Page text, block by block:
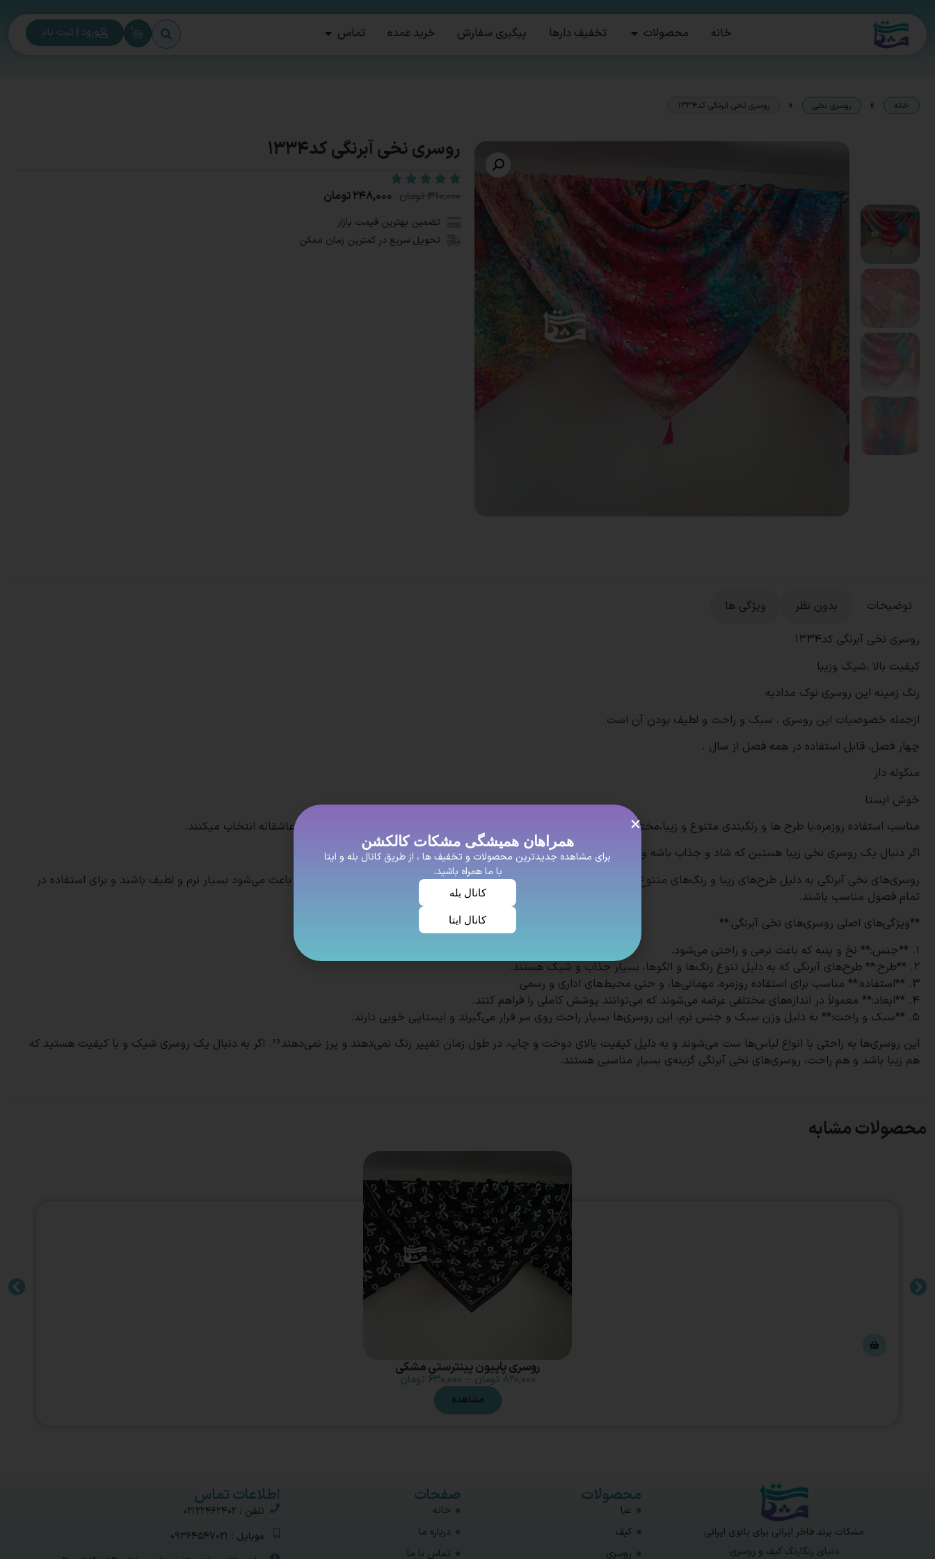
خانه محصولات تخفیف دارها پیگیری سفارش خرید عمده تماس 0 ورود | ثبت نام
خانه » روسری نخی » روسری نخی آبرنگی کد1334
روسری نخی آبرنگی کد1334
۳۱۰,۰۰۰ تومان ۲۴۸,۰۰۰تومان
تضمین بهترین قیمت بازار
تحویل سریع در کمترین زمان ممکن
توضیحات بدون نظر
ویژگی ها
روسری نخی آبرنگی کد1334
کیفیت بالا ،شیک وزیبا
رنگ زمینه این روسری نوک مدادیه
ازجمله خصوصیات این روسری ، سبک و راحت و لطیف بودن آن است.
چهار فصل، قابل استفاده در همه فصل از سال .
منگوله دار
خوش ایستا
مناسب استفاده روزمره،با طرح ها و رنگبندی متنوع و زیبا،مختص افراد خوش سلیغه و با عشق که برای زیبای خود اهمیت زیادی میدهند و عاشقانه انتخاب میکنند.
اگر دنبال یک روسری نخی زیبا هستین که شاد و جذاب باشه و کیفیت خوبی داشته باشه این روسری نخی پیشنهاد ما به شما عزیزان است.
روسری‌های نخی آبرنگی به دلیل طرح‌های زیبا و رنگ‌های متنوع، بسیار محبوب هستند. این روسری‌ها از جنس نخ و پنبه ساخته می‌شوند که باعث می‌شود بسیار نرم و لطیف باشند و برای استفاده در
تمام فصول مناسب باشند.
**ویژگی‌های اصلی روسری‌های نخی آبرنگی:**
1. **جنس:** نخ و پنبه که باعث نرمی و راحتی می‌شود.
2. **طرح:** طرح‌های آبرنگی که به دلیل تنوع رنگ‌ها و الگوها، بسیار جذاب و شیک هستند.
3. **استفاده:** مناسب برای استفاده روزمره، مهمانی‌ها، و حتی محیط‌های اداری و رسمی.
4. **ابعاد:** معمولاً در اندازه‌های مختلفی عرضه می‌شوند که می‌توانند پوشش کاملی را فراهم کنند.
5. **سبک و راحت:** به دلیل وزن سبک و جنس نرم، این روسری‌ها بسیار راحت روی سر قرار می‌گیرند و ایستایی خوبی دارند.
این روسری‌ها به راحتی با انواع لباس‌ها ست می‌شوند و به دلیل کیفیت بالای دوخت و چاپ، در طول زمان تغییر رنگ نمی‌دهند و پرز نمی‌دهند¹². اگر به دنبال یک روسری شیک و با کیفیت هستید که
هم زیبا باشد و هم راحت، روسری‌های نخی آبرنگی گزینه‌ی بسیار مناسبی هستند.
محصولات مشابه
روسری پاپیون پینترستی مشکی
۸۲۰,۰۰۰ تومان – ۶۳۰,۰۰۰ تومان
مشاهده
مشکات برند فاخر ایرانی برای بانوی ایرانی
دنیای رنگارنگ کیف و روسری
محصولات
عبا
کیف
روسری
صفحات
خانه
درباره ما
تماس با ما
اطلاعات تماس
تلفن : 02122462402
موبایل : 09364547021
همراهان همیشگی مشکات کالکشن
برای مشاهده جدیدترین محصولات و تخفیف ها ، از طریق کانال بله و ایتا
با ما همراه باشید.
کانال بله
کانال ایتا